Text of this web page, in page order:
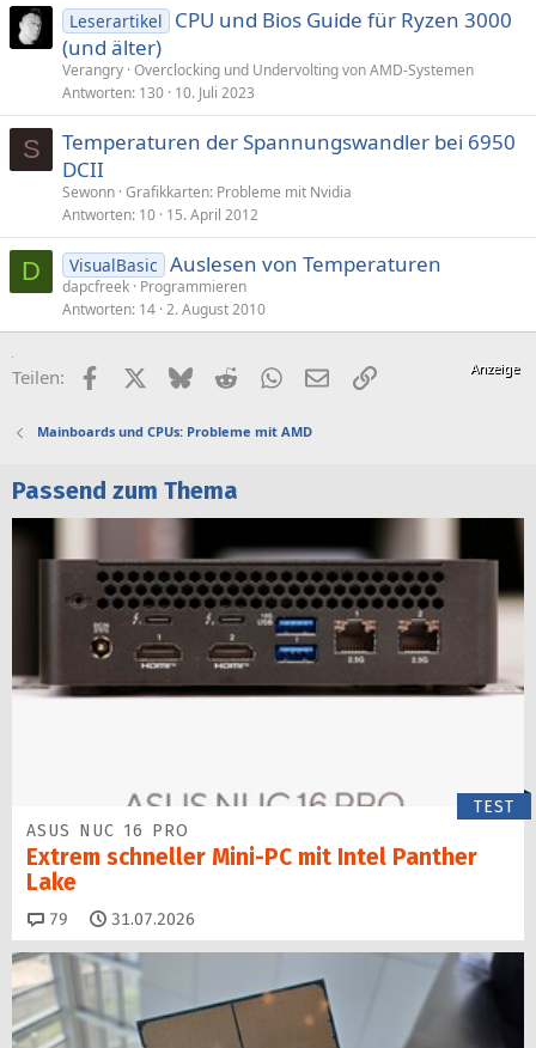
Leserartikel
CPU und Bios Guide für Ryzen 3000
(und älter)
Verangry Overclocking und Undervolting von AMD-Systemen
Antworten 130 10. Juli 2023
S
Temperaturen der Spannungswandler bei 6950
DCII
Sewonn Grafikkarten: Probleme mit Nvidia
Antworten 10 15. April 2012
D VisualBasic Auslesen von Temperaturen
dapcfreek Programmieren
Antworten 14 2. August 2010
Teilen: FacebookX (Twitter)
BlueskyRedditWhatsApp
E-MailLink
Mainboards und CPUs: Probleme mit AMD
Passend zum Thema
TEST
ASUS NUC 16 PRO
Extrem schneller Mini-PC mit Intel Panther
Lake
79 Kommentare
31.07.2026